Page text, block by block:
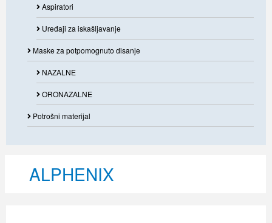
Aspiratori
Uređaji za iskašljavanje
Maske za potpomognuto disanje
NAZALNE
ORONAZALNE
Potrošni materijal
ALPHENIX